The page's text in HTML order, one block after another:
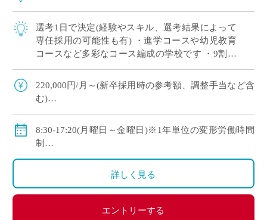
選考1日で決定(経験やスキル、選考結果によって
専任採用の可能性も有) ・進学コースや幼児教育
コースなど多彩なコース編成の学校です ・9割以
す ・新卒や社会人からのキャリアチェン […]
220,000円/月～(新卒採用時の参考額、調整手当など含
む)
◇保険：私学共済、雇用保険、労災保険
8:30-17:20(月曜日～金曜日)※1年単位の変形労働時間
制
・土曜日、日曜日、祝日、その他学校スケジュールに
詳しく見る
エントリーする